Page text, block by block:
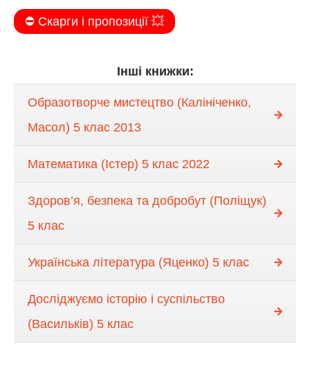
⛔️ Скарги і пропозиції 💥
Інші книжки:
Образотворче мистецтво (Калініченко,
Масол) 5 клас 2013
Математика (Істер) 5 клас 2022
Здоров’я, безпека та добробут (Поліщук)
5 клас
Українська література (Яценко) 5 клас
Досліджуємо історію і суспільство
(Васильків) 5 клас